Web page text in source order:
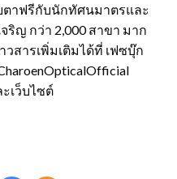
าฟรีกับนักทัศนมาตรและ
ญ กว่า 2,000 สาขา มาก
สารเพิ่มเติมได้ที่ เฟซบุ๊ก
ะเว็บไซต์